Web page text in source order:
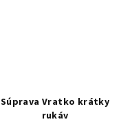
Súprava Vratko krátky
rukáv